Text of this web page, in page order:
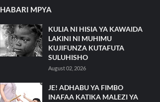
HABARI MPYA
KULIA NI HISIA YA KAWAIDA
LAKINI NI MUHIMU
KUJIFUNZA KUTAFUTA
SULUHISHO
August 02, 2026
JE! ADHABU YA FIMBO
INAFAA KATIKA MALEZI YA